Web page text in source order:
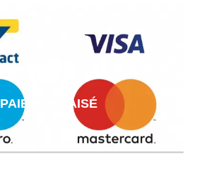
PAIEMENT AISÉ